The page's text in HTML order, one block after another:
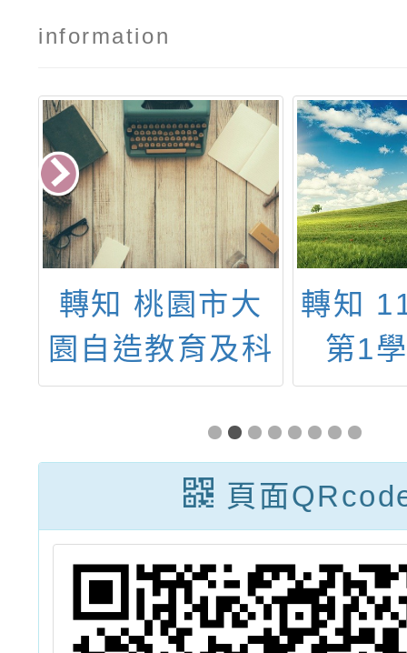
information
轉知 桃園市大
園自造教育及科
技中心114年10
月份教師增能研
轉知
第1
「識
開放
習島
頁面